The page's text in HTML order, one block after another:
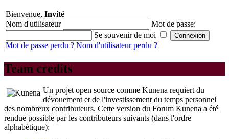
Bienvenue, Invité
Nom d'utilisateur
Mot de passe:
Se souvenir de moi
Mot de passe perdu ? Nom d'utilisateur perdu ?
Team credits
Un projet open source comme Kunena requiert du
dévouement et de l'investissement du temps personnel
des nombreux contributeurs. Cette version du Forum Kunena a été
rendue possible par les contributeurs suivants (dans l'ordre
alphabétique):